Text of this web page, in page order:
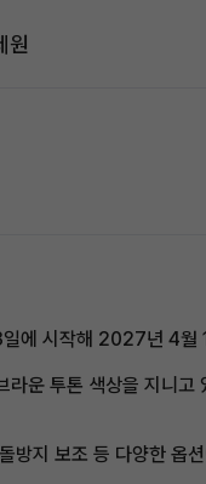
원
에 시작해 2027년 4월
운 투톤 색상을 지니
지 보조 등 다양한 옵